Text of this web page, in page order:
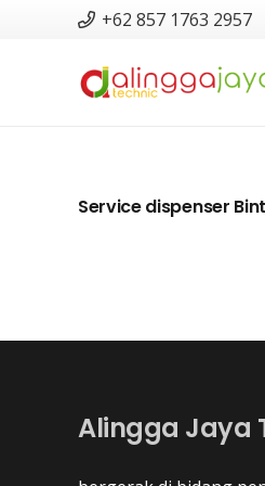
+62 857 1763 2957
Service dispenser
Alingga Jaya